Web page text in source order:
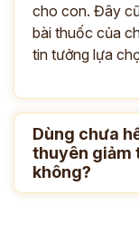
cho con. Đây
bài thuốc của
tin tưởng lựa
Dùng chưa
thuyên giảm
không?